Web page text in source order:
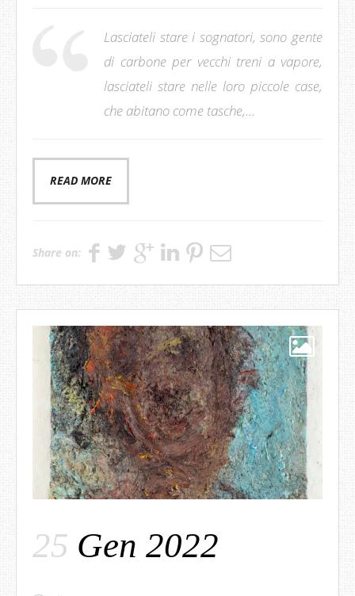
Lasciateli stare i sognatori, sono gente
di carbone per vecchi treni a vapore,
lasciateli stare nelle loro piccole case,
che abitano come tasche,...
READ MORE
Share on:
25 Gen 2022